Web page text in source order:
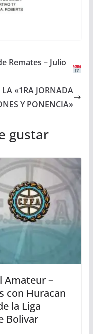
Remates – Julio
LA «1RA JORNADA
Y PONENCIA»
gustar
Amateur –
con Huracan
la Liga
Bolivar